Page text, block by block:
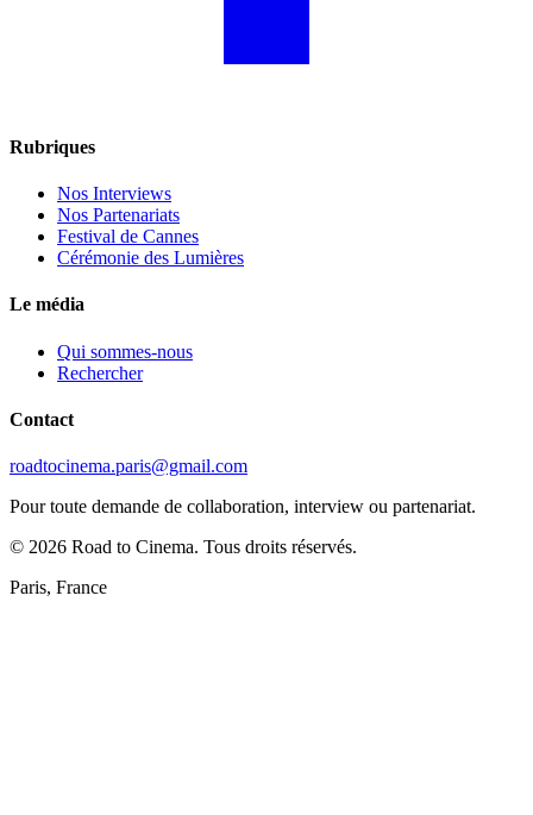
Rubriques
Nos Interviews
Nos Partenariats
Festival de Cannes
Cérémonie des Lumières
Le média
Qui sommes-nous
Rechercher
Contact
roadtocinema.paris@gmail.com
Pour toute demande de collaboration, interview ou partenariat.
© 2026 Road to Cinema. Tous droits réservés.
Paris, France